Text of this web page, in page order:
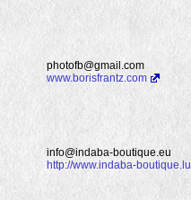
photofb@gmail.com
www.borisfrantz.com
info@indaba-boutique.eu
http://www.indaba-boutique.lu